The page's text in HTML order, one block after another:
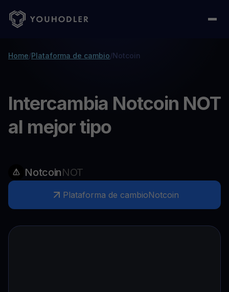
Home/Plataforma de cambio/Notcoin
Intercambia Notcoin NOT
al mejor tipo
NotcoinNOT
Plataforma de cambioNotcoin